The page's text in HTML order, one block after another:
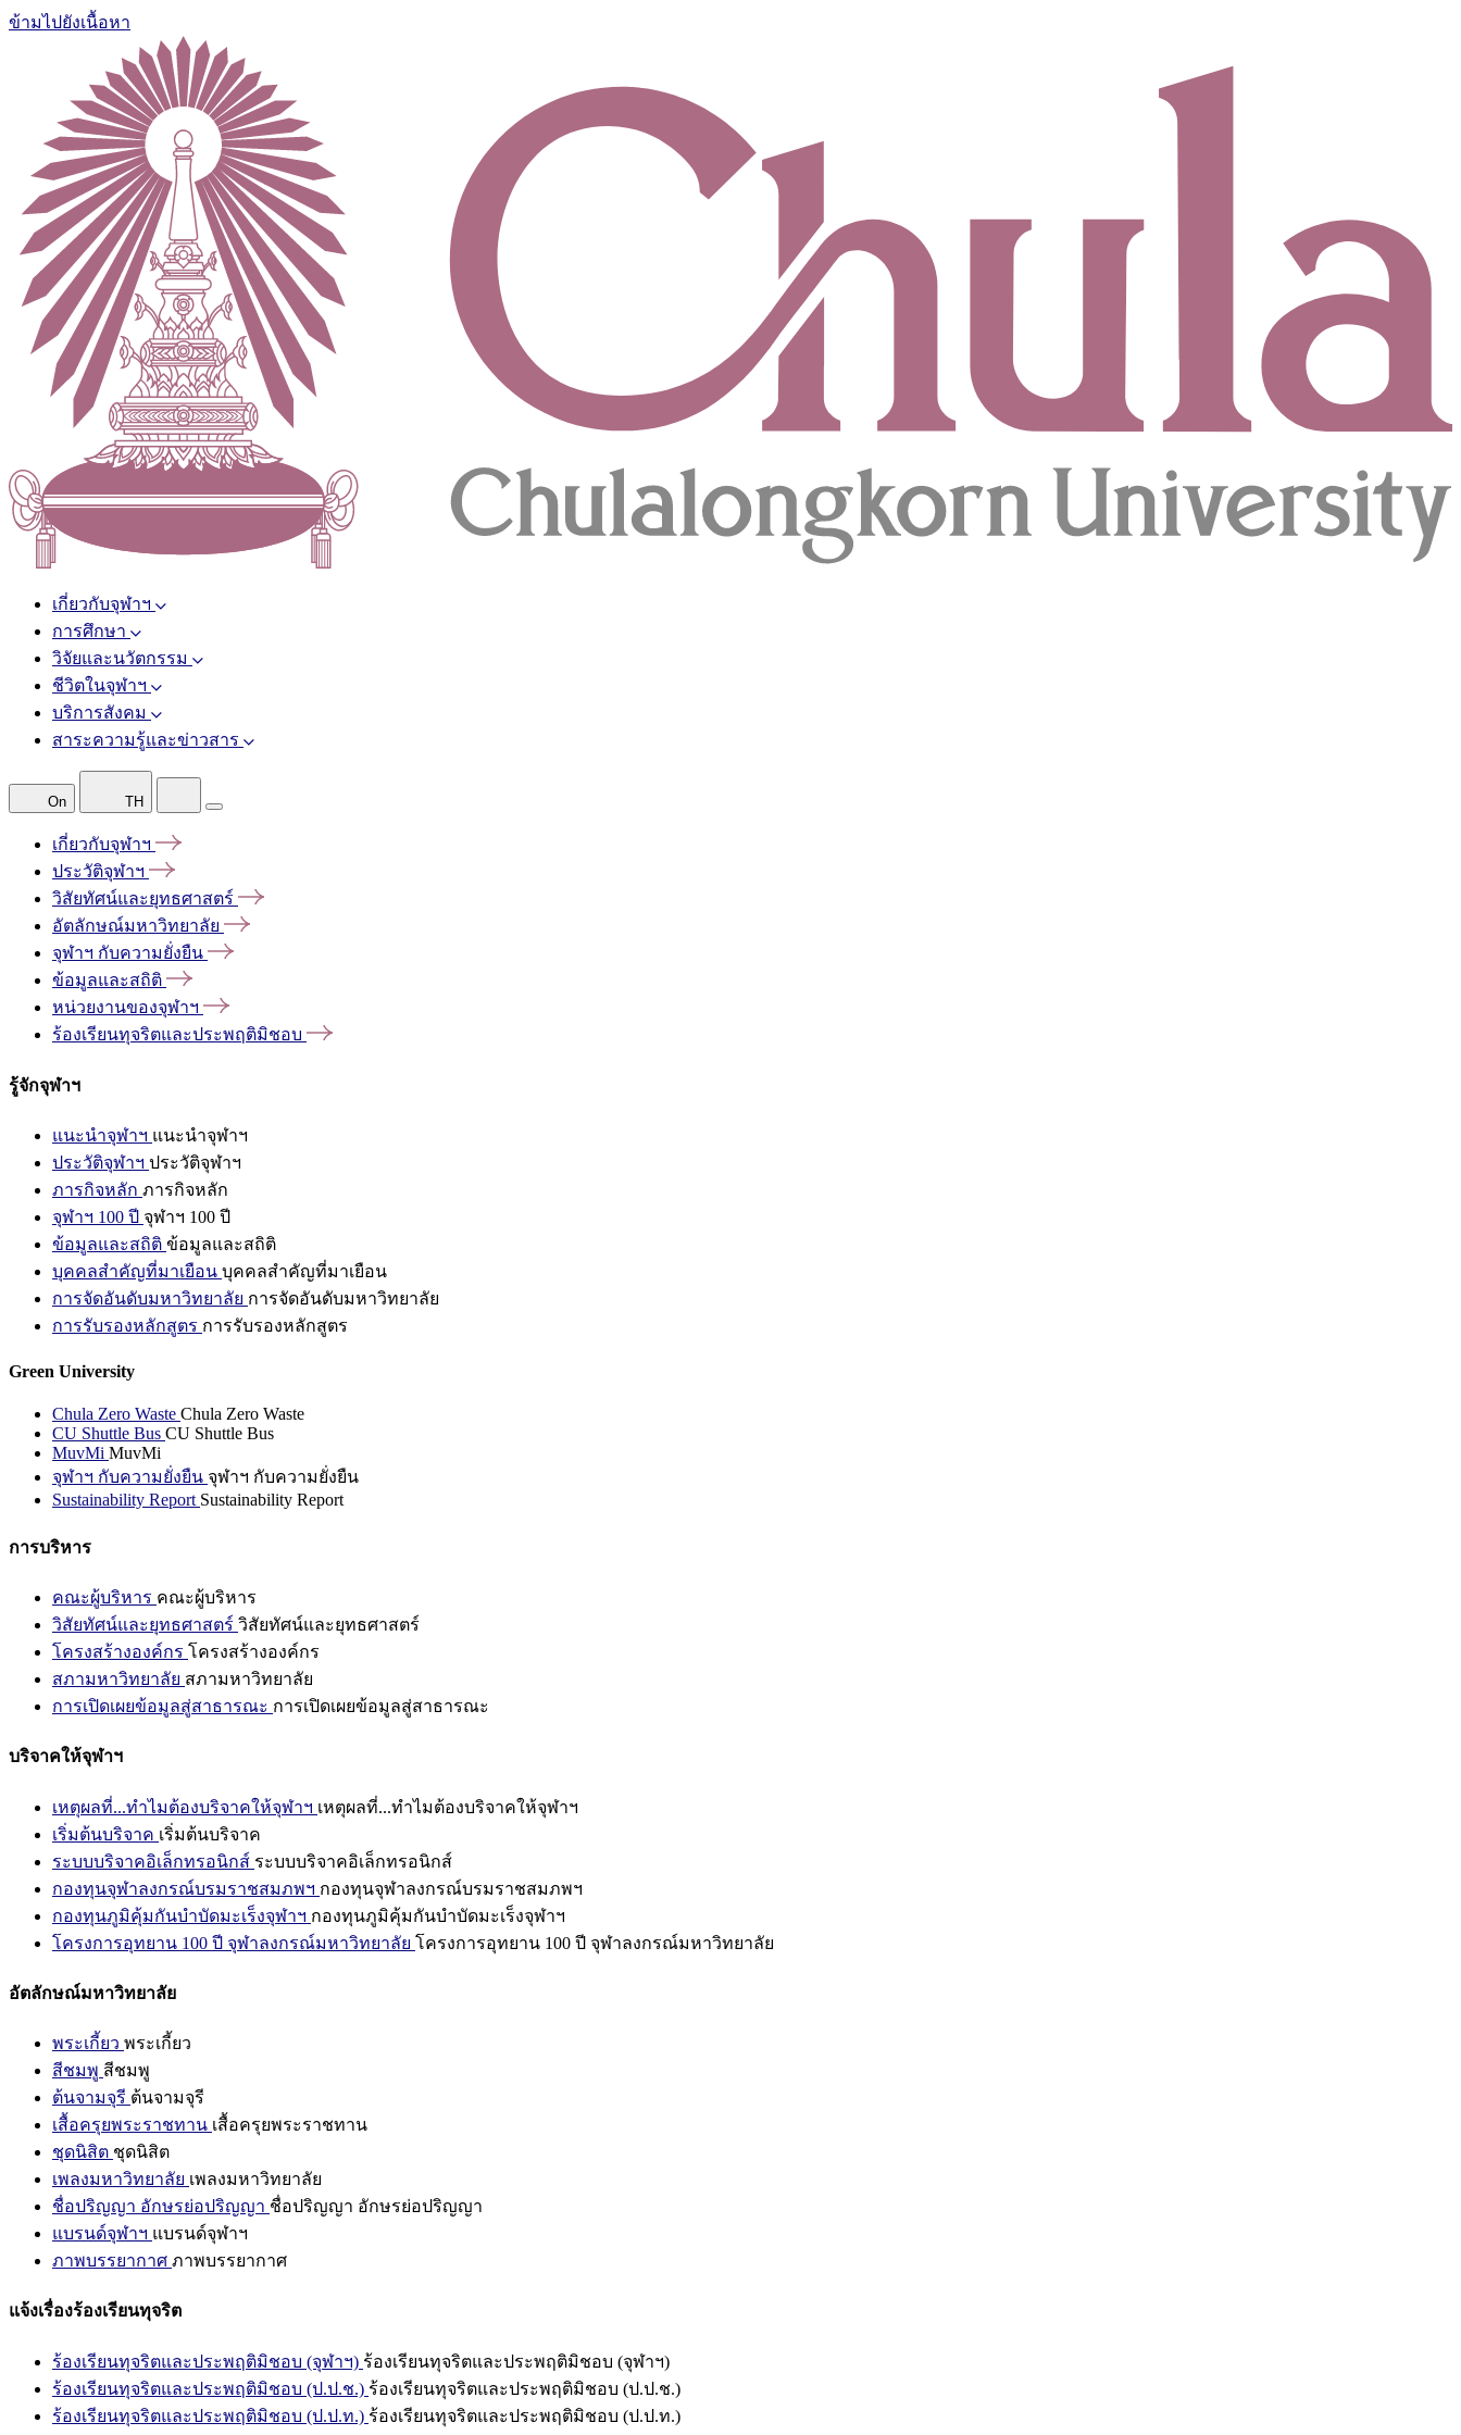
ข้ามไปยังเนื้อหา
เกี่ยวกับจุฬาฯ
การศึกษา
วิจัยและนวัตกรรม
ชีวิตในจุฬาฯ
บริการสังคม
สาระความรู้และข่าวสาร
On TH
เกี่ยวกับจุฬาฯ
ประวัติจุฬาฯ
วิสัยทัศน์และยุทธศาสตร์
อัตลักษณ์มหาวิทยาลัย
จุฬาฯ กับความยั่งยืน
ข้อมูลและสถิติ
หน่วยงานของจุฬาฯ
ร้องเรียนทุจริตและประพฤติมิชอบ
รู้จักจุฬาฯ
แนะนำจุฬาฯ แนะนำจุฬาฯ
ประวัติจุฬาฯ ประวัติจุฬาฯ
ภารกิจหลัก ภารกิจหลัก
จุฬาฯ 100 ปี จุฬาฯ 100 ปี
ข้อมูลและสถิติ ข้อมูลและสถิติ
บุคคลสำคัญที่มาเยือน บุคคลสำคัญที่มาเยือน
การจัดอันดับมหาวิทยาลัย การจัดอันดับมหาวิทยาลัย
การรับรองหลักสูตร การรับรองหลักสูตร
Green University
Chula Zero Waste Chula Zero Waste
CU Shuttle Bus CU Shuttle Bus
MuvMi MuvMi
จุฬาฯ กับความยั่งยืน จุฬาฯ กับความยั่งยืน
Sustainability Report Sustainability Report
การบริหาร
คณะผู้บริหาร คณะผู้บริหาร
วิสัยทัศน์และยุทธศาสตร์ วิสัยทัศน์และยุทธศาสตร์
โครงสร้างองค์กร โครงสร้างองค์กร
สภามหาวิทยาลัย สภามหาวิทยาลัย
การเปิดเผยข้อมูลสู่สาธารณะ การเปิดเผยข้อมูลสู่สาธารณะ
บริจาคให้จุฬาฯ
เหตุผลที่...ทำไมต้องบริจาคให้จุฬาฯ เหตุผลที่...ทำไมต้องบริจาคให้จุฬาฯ
เริ่มต้นบริจาค เริ่มต้นบริจาค
ระบบบริจาคอิเล็กทรอนิกส์ ระบบบริจาคอิเล็กทรอนิกส์
กองทุนจุฬาลงกรณ์บรมราชสมภพฯ กองทุนจุฬาลงกรณ์บรมราชสมภพฯ
กองทุนภูมิคุ้มกันบำบัดมะเร็งจุฬาฯ กองทุนภูมิคุ้มกันบำบัดมะเร็งจุฬาฯ
โครงการอุทยาน 100 ปี จุฬาลงกรณ์มหาวิทยาลัย โครงการอุทยาน 100 ปี จุฬาลงกรณ์มหาวิทยาลัย
อัตลักษณ์มหาวิทยาลัย
พระเกี้ยว พระเกี้ยว
สีชมพู สีชมพู
ต้นจามจุรี ต้นจามจุรี
เสื้อครุยพระราชทาน เสื้อครุยพระราชทาน
ชุดนิสิต ชุดนิสิต
เพลงมหาวิทยาลัย เพลงมหาวิทยาลัย
ชื่อปริญญา อักษรย่อปริญญา ชื่อปริญญา อักษรย่อปริญญา
แบรนด์จุฬาฯ แบรนด์จุฬาฯ
ภาพบรรยากาศ ภาพบรรยากาศ
แจ้งเรื่องร้องเรียนทุจริต
ร้องเรียนทุจริตและประพฤติมิชอบ (จุฬาฯ) ร้องเรียนทุจริตและประพฤติมิชอบ (จุฬาฯ)
ร้องเรียนทุจริตและประพฤติมิชอบ (ป.ป.ช.) ร้องเรียนทุจริตและประพฤติมิชอบ (ป.ป.ช.)
ร้องเรียนทุจริตและประพฤติมิชอบ (ป.ป.ท.) ร้องเรียนทุจริตและประพฤติมิชอบ (ป.ป.ท.)